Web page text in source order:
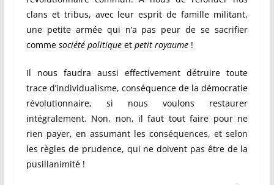
clans et tribus, avec leur esprit de famille militant,
une petite armée qui n’a pas peur de se sacrifier
comme société politique et petit royaume !
Il nous faudra aussi effectivement détruire toute
trace d’individualisme, conséquence de la démocratie
révolutionnaire, si nous voulons restaurer
intégralement. Non, non, il faut tout faire pour ne
rien payer, en assumant les conséquences, et selon
les règles de prudence, qui ne doivent pas être de la
pusillanimité !